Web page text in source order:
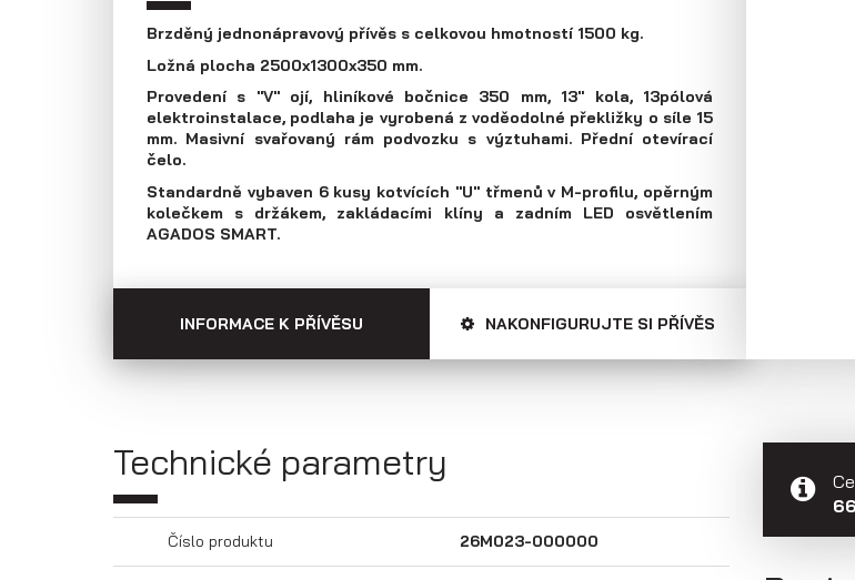
VZ O
Brzděný jednonápravový přívěs s celkovou hmotností 1500 kg.
Ložná plocha 2500x1300x350 mm.
Provedení s "V" ojí, hliníkové bočnice 350 mm, 13" kola, 13pólová
elektroinstalace, podlaha je vyrobená z voděodolné překližky o síle 15
mm. Masivní svařovaný rám podvozku s výztuhami. Přední otevírací
čelo.
Standardně vybaven 6 kusy kotvících "U" třmenů v M-profilu, opěrným
kolečkem s držákem, zakládacími klíny a zadním LED osvětlením
AGADOS SMART.
INFORMACE K PŘÍVĚSU NAKONFIGURUJTE SI PŘÍVĚS
Technické parametry
Číslo produktu 26M023-000000